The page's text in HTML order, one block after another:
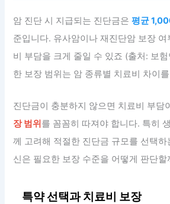
암 진단 시 지급되는 진단금은평균
준입니다. 유사암이나 재진단암 보장
비 부담을 크게 줄일 수 있죠 (출처: 보
한 보장 범위는 암 종류별 치료비 차이
진단금이 충분하지 않으면 치료비 부담
장 범위를 꼼꼼히 따져야 합니다. 특히
께 고려해 적절한 진단금 규모를 선택
신은 필요한 보장 수준을 어떻게 판단할
특약 선택과 치료비 보장